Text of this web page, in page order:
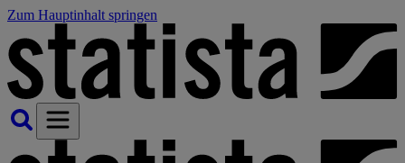
Zum Hauptinhalt springen